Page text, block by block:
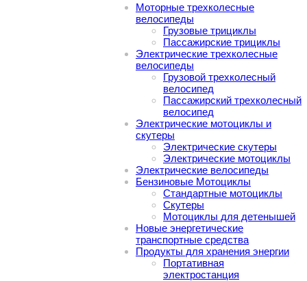
Моторные трехколесные
велосипеды
Грузовые трициклы
Пассажирские трициклы
Электрические трехколесные
велосипеды
Грузовой трехколесный
велосипед
Пассажирский трехколесный
велосипед
Электрические мотоциклы и
скутеры
Электрические скутеры
Электрические мотоциклы
Электрические велосипеды
Бензиновые Мотоциклы
Стандартные мотоциклы
Скутеры
Мотоциклы для детенышей
Новые энергетические
транспортные средства
Продукты для хранения энергии
Портативная
электростанция